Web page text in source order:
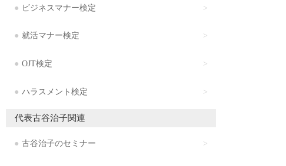
ビジネスマナー検定
就活マナー検定
OJT検定
ハラスメント検定
代表古谷治子関連
古谷治子のセミナー